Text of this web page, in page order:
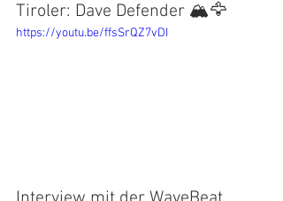
Tiroler: Dave Defender 🏔🦅
https://youtu.be/ffsSrQZ7vDI